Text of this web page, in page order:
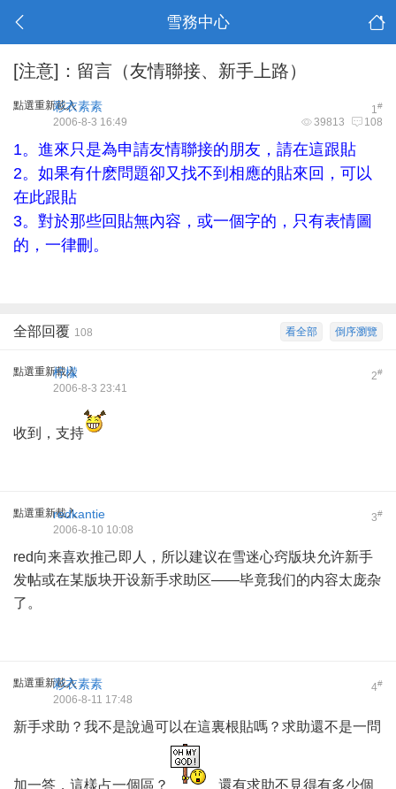
雪務中心
[注意]：留言（友情聯接、新手上路）
點選重新載入 1#
彩衣素素
39813 108
2006-8-3 16:49
1。進來只是為申請友情聯接的朋友，請在這跟貼
2。如果有什麽問題卻又找不到相應的貼來回，可以
在此跟貼
3。對於那些回貼無內容，或一個字的，只有表情圖
的，一律刪。
倒序瀏覽
看全部
全部回覆 108
點選重新載入 2#
柠檬
2006-8-3 23:41
收到，支持
點選重新載入 3#
redkantie
2006-8-10 10:08
red向来喜欢推己即人，所以建议在雪迷心窍版块允许新手
发帖或在某版块开设新手求助区——毕竟我们的内容太庞杂
了。
點選重新載入 4#
彩衣素素
2006-8-11 17:48
新手求助？我不是說過可以在這裏根貼嗎？求助還不是一問
加一答，這樣占一個區？
還有求助不見得有多少個